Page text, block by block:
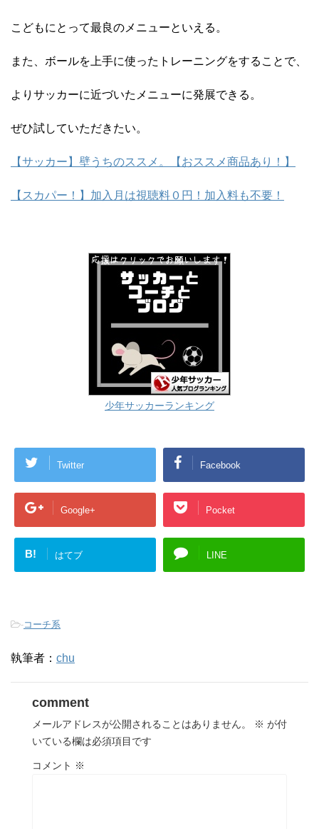
こどもにとって最良のメニューといえる。
また、ボールを上手に使ったトレーニングをすることで、
よりサッカーに近づいたメニューに発展できる。
ぜひ試していただきたい。
【サッカー】壁うちのススメ。【おススメ商品あり！】
【スカパー！】加入月は視聴料０円！加入料も不要！
少年サッカーランキング
Twitter Facebook
Google+ Pocket
B! はてブ LINE
-コーチ系
執筆者： chu
comment
メールアドレスが公開されることはありません。 ※ が付
いている欄は必須項目です
コメント ※